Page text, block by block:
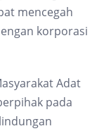
mencegah
korporasi
Adat
pada